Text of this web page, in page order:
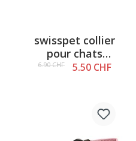
swisspet collier
pour chats
ReflectLine, jaune
6.90 CHF 5.50 CHF